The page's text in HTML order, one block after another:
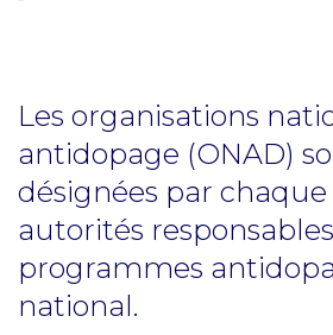
Les organisations
antidopage (ONAD)
désignées par
autorités
programmes
national.